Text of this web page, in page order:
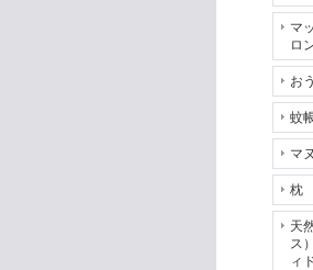
マ
ロ
お
蚊
マ
枕
天
ス
ィ